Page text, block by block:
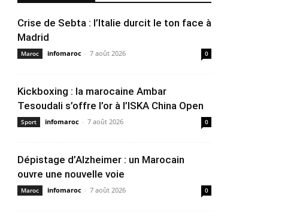
Crise de Sebta : l’Italie durcit le ton face à
Madrid
Maroc infomaroc - 7 août 2026 0
Kickboxing : la marocaine Ambar
Tesoudali s’offre l’or à l’ISKA China Open
Sport infomaroc - 7 août 2026 0
Dépistage d’Alzheimer : un Marocain
ouvre une nouvelle voie
Maroc infomaroc - 7 août 2026 0